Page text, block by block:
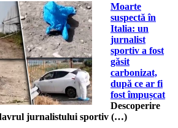
Moarte
suspectă în
Italia: un
jurnalist
sportiv a fost
găsit
carbonizat,
după ce ar fi
fost împușcat
Descoperire
jurnalistului sportiv (…)